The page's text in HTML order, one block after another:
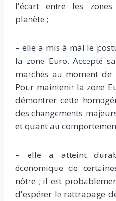
l'écart entre les
planète ;
– elle a mis à mal le
la zone Euro. Accepté
marchés au moment
Pour maintenir la zone
démontrer cette
des changements
et quant au
– elle a atteint
économique de
nôtre ; il est
d'espérer le rattrapage